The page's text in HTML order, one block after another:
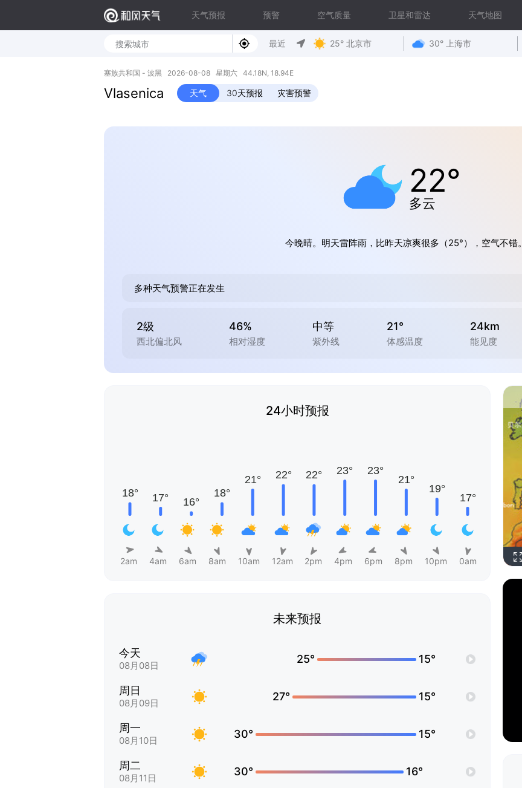
天气预报 预警 空气质量 卫星和雷达 天气地图
最近 25° 北京市 30° 上海市
塞族共和国 - 波黑 2026-08-08 星期六 44.18N, 18.94E
Vlasenica 天气 30天预报 灾害预警
22°
多云
今晚晴。明天雷阵雨，比昨天凉爽很多（25°），空气不错。
多种天气预警正在发生
2级
西北偏北风
46%
相对湿度
中等
紫外线
21°
体感温度
24km
能见度
24小时预报
2am 4am 6am 8am 10am 12am 2pm 4pm 6pm 8pm 10pm 0am
未来预报
今天
08月08日
25° 15°
周日
08月09日
27° 15°
周一
08月10日
30° 15°
周二
08月11日
30° 16°